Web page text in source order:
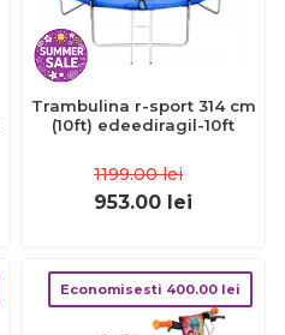
Trambulina r-sport 314 cm
(10ft) edeediragil-10ft
1199.00 lei
953.00 lei
Economisesti 400.00 lei